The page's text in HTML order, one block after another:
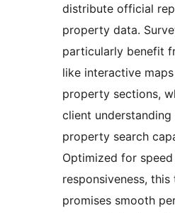
distribute official
property data.
particularly benefit
like interactive
property sections,
client
property search
Optimized for
responsiveness, this
promises smooth